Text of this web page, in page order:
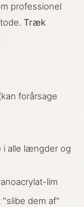
professionel
Træk
forårsage
i alle længder og
lim
dem af"